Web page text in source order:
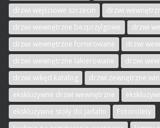
drzwi wejściowe szczecin
drzwi
drzwi wewnętrzne bezprzylgowe
drzwi
drzwi wewnętrzne fornirowane
drzwi
drzwi wewnętrzne lakierowane
drzwi
drzwi wikęd katalog
drzwi zewnętrzne
ekskluzywne drzwi wewnętrzne
ekskluzywne stoły do jadalni
Fotorolety